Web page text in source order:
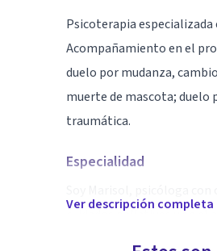
Psicoterapia
Acompañamiento en el
duelo por mudanza,
muerte de mascota; duelo
traumática.
Especialidad
cuidados paliativos y en
Ver descripción completa